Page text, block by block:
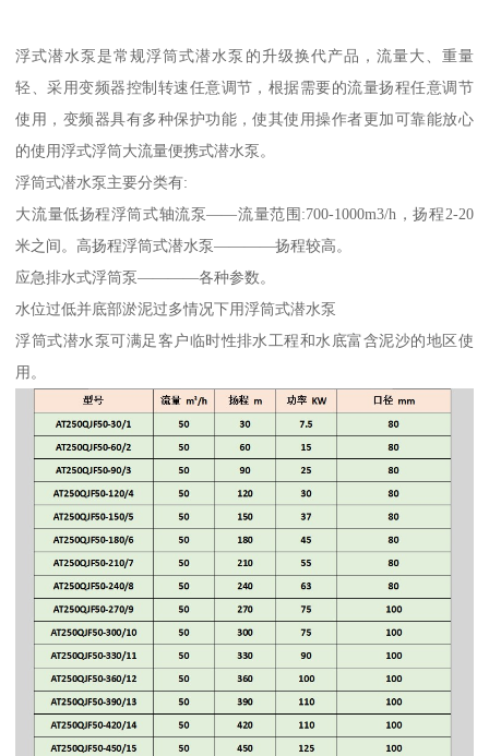
浮式潜水泵是常规浮筒式潜水泵的升级换代产品，流量大、重量
轻、采用变频器控制转速任意调节，根据需要的流量扬程任意调节
使用，变频器具有多种保护功能，使其使用操作者更加可靠能放心
的使用浮式浮筒大流量便携式潜水泵。
浮筒式潜水泵主要分类有:
大流量低扬程浮筒式轴流泵——流量范围:700-1000m3/h，扬程2-20
米之间。高扬程浮筒式潜水泵————扬程较高。
应急排水式浮筒泵————各种参数。
水位过低并底部淤泥过多情况下用浮筒式潜水泵
浮筒式潜水泵可满足客户临时性排水工程和水底富含泥沙的地区使
用。